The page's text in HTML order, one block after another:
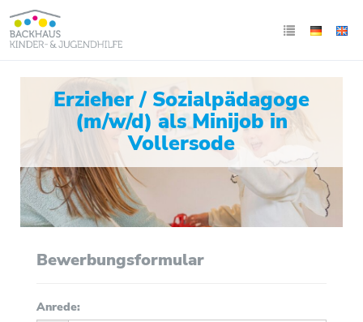
Erzieher / Sozialpädagoge
(m/w/d) als Minijob in
Vollersode
Bewerbungsformular
Anrede: